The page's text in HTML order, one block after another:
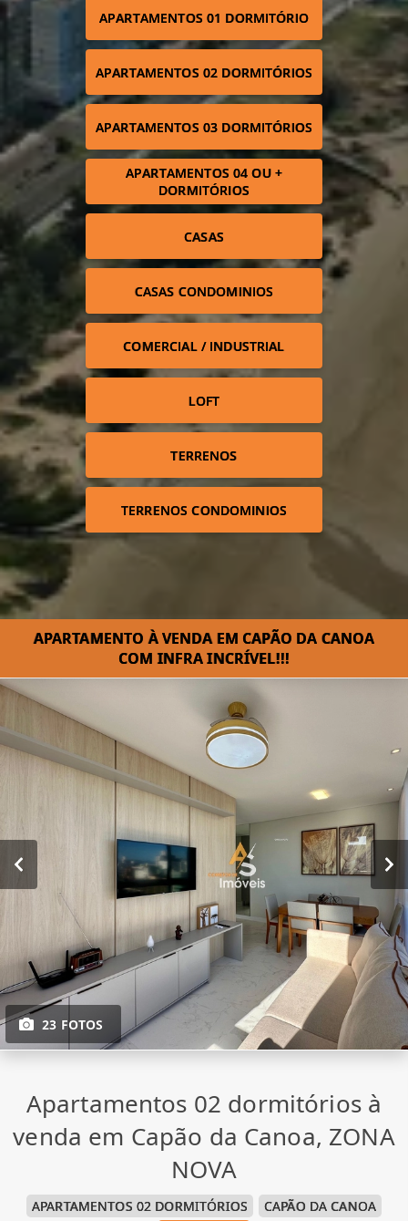
APARTAMENTOS 01 DORMITÓRIO
APARTAMENTOS 02 DORMITÓRIOS
APARTAMENTOS 03 DORMITÓRIOS
APARTAMENTOS 04 OU +
DORMITÓRIOS
CASAS
CASAS CONDOMINIOS
COMERCIAL / INDUSTRIAL
LOFT
TERRENOS
TERRENOS CONDOMINIOS
APARTAMENTO À VENDA EM CAPÃO DA CANOA
COM INFRA INCRÍVEL!!!
23 FOTOS
Apartamentos 02 dormitórios à
venda em Capão da Canoa, ZONA
NOVA
APARTAMENTOS 02 DORMITÓRIOS
CAPÃO DA CANOA